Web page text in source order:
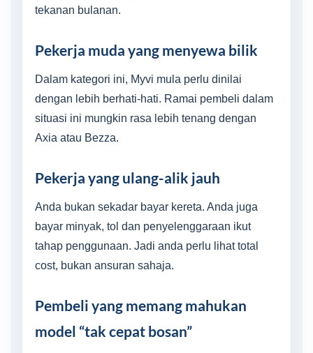
tekanan bulanan.
Pekerja muda yang menyewa bilik
Dalam kategori ini, Myvi mula perlu dinilai
dengan lebih berhati-hati. Ramai pembeli dalam
situasi ini mungkin rasa lebih tenang dengan
Axia atau Bezza.
Pekerja yang ulang-alik jauh
Anda bukan sekadar bayar kereta. Anda juga
bayar minyak, tol dan penyelenggaraan ikut
tahap penggunaan. Jadi anda perlu lihat total
cost, bukan ansuran sahaja.
Pembeli yang memang mahukan
model “tak cepat bosan”